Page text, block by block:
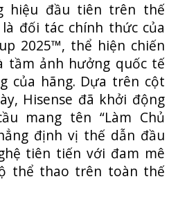
hiệu đầu tiên trên thế
đối tác chính thức của
2025™, thể hiện chiến
tầm ảnh hưởng quốc tế
của hãng. Dựa trên cột
Hisense đã khởi động
mang tên “Làm Chủ
định vị thế dẫn đầu
tiên tiến với đam mê
thể thao trên toàn thế